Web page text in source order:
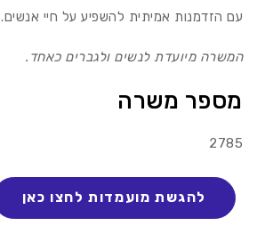
עם הזדמנות אמיתית להשפיע על חיי אנשים.
המשרה מיועדת לנשים ולגברים כאחד.
מספר משרה
2785